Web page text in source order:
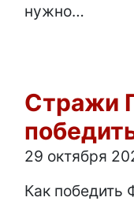
нужно…
Стражи
29 октября
Как